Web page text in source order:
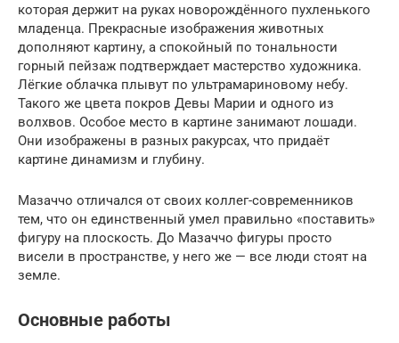
которая держит на руках новорождённого пухленького
младенца. Прекрасные изображения животных
дополняют картину, а спокойный по тональности
горный пейзаж подтверждает мастерство художника.
Лёгкие облачка плывут по ультрамариновому небу.
Такого же цвета покров Девы Марии и одного из
волхвов. Особое место в картине занимают лошади.
Они изображены в разных ракурсах, что придаёт
картине динамизм и глубину.
Мазаччо отличался от своих коллег-современников
тем, что он единственный умел правильно «поставить»
фигуру на плоскость. До Мазаччо фигуры просто
висели в пространстве, у него же — все люди стоят на
земле.
Основные работы